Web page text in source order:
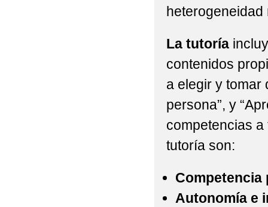
heterogeneidad
La tutoría
contenidos
a elegir y tomar
persona”, y
competencias
tutoría son:
Competencia
Autonomía e